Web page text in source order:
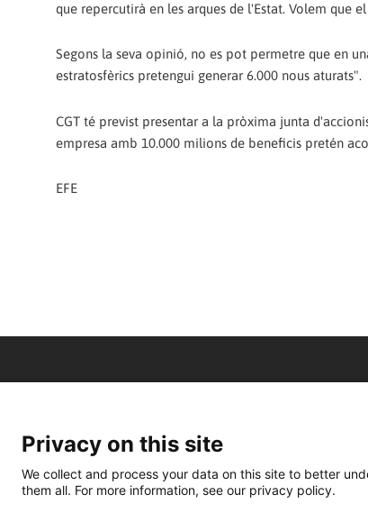
que repercutirà en les arques de l'Estat. Volem que
Segons la seva opinió, no es pot permetre que en
estratosfèrics pretengui generar 6.000 nous aturats".
CGT té previst presentar a la pròxima junta
empresa amb 10.000 milions de beneficis pretén
EFE
Privacy on this site
We collect and process your data on this site to better
them all. For more information, see our privacy policy.